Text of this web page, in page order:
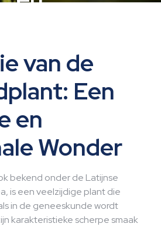
van de
Een
en
Wonder
bekend onder de Latijnse
is een veelzijdige plant die
in de geneeskunde wordt
karakteristieke scherpe smaak